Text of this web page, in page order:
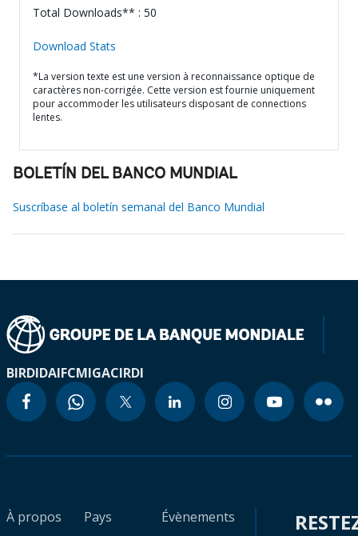
Total Downloads** : 50
Download Stats
*La version texte est une version à reconnaissance optique de
caractères non-corrigée. Cette version est fournie uniquement
pour accommoder les utilisateurs disposant de connections
lentes.
BOLETÍN DEL BANCO MUNDIAL
Suscríbase al boletín semanal del Banco Mundial
BIRDIDAIFCMIGACIRDI
À propos
Pays
Évènements